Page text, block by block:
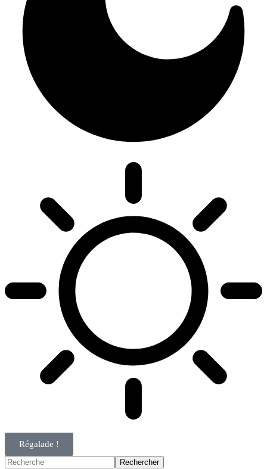
Régalade !